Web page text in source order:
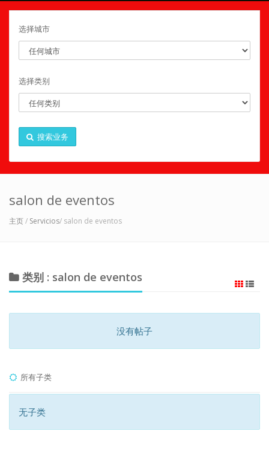
选择城市
选择类别
搜索业务
salon de eventos
主页/ Servicios/ salon de eventos
类别 : salon de eventos
没有帖子
所有子类
无子类